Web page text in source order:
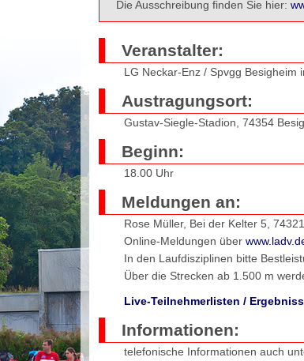
Die Ausschreibung finden Sie hier:
Veranstalter:
LG Neckar-Enz / Spvgg
Austragungsort:
Gustav-Siegle-Stadion, 74354
Beginn:
18.00 Uhr
Meldungen an:
Rose Müller, Bei der Kelter 5,
Online-Meldungen über
In den Laufdisziplinen bitte
Über die Strecken ab 1.500 m
Live-Teilnehmerlisten /
Informationen:
telefonische Informationen auch